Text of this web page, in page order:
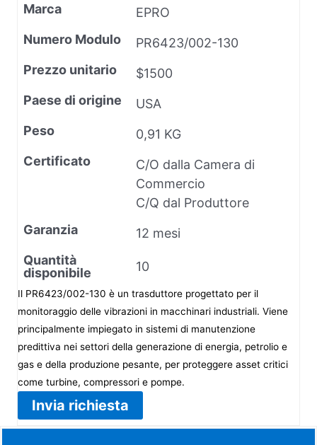
Marca
EPRO
Numero Modulo
PR6423/002-130
Prezzo unitario
$1500
Paese di origine
USA
Peso
0,91 KG
Certificato
C/O dalla Camera di
Commercio
C/Q dal Produttore
Garanzia
12 mesi
Quantità
disponibile
10
Il PR6423/002-130 è un trasduttore progettato per il
monitoraggio delle vibrazioni in macchinari industriali. Viene
principalmente impiegato in sistemi di manutenzione
predittiva nei settori della generazione di energia, petrolio e
gas e della produzione pesante, per proteggere asset critici
come turbine, compressori e pompe.
Invia richiesta